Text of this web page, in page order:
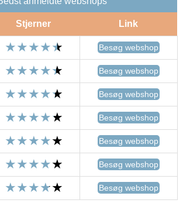
Stjerner Link
Besøg webshop
Besøg webshop
Besøg webshop
Besøg webshop
Besøg webshop
Besøg webshop
Besøg webshop